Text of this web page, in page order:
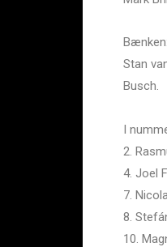
Bænken:
Stan
Busch.
I
2.
4. Joel
7.
8.
10.